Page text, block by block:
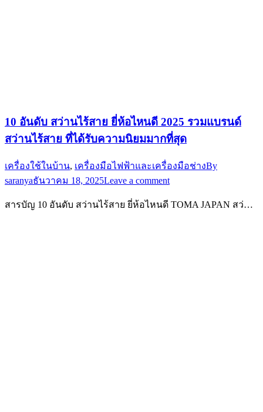
10 อันดับ สว่านไร้สาย ยี่ห้อไหนดี 2025 รวมแบรนด์
สว่านไร้สาย ที่ได้รับความนิยมมากที่สุด
เครื่องใช้ในบ้าน, เครื่องมือไฟฟ้าและเครื่องมือช่างBy
saranyaธันวาคม 18, 2025Leave a comment
สารบัญ 10 อันดับ สว่านไร้สาย ยี่ห้อไหนดี TOMA JAPAN สว่…